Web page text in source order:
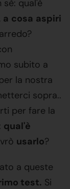
sè: qual'è
a cosa aspiri
subito a
la nostra
sopra..
per fare la
qual'è
usarlo?
a queste
test. Si